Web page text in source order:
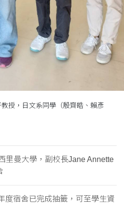
授，日文系同學（殷齊皓、賴彥
里曼大學，副校長Jane Annette
度宿舍已完成抽籤，可至學生資